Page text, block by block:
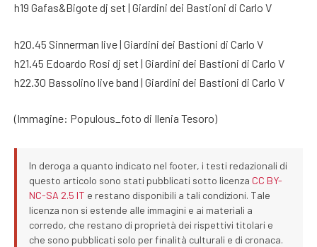
h19 Gafas&Bigote dj set | Giardini dei Bastioni di Carlo V
h20.45 Sinnerman live | Giardini dei Bastioni di Carlo V
h21.45 Edoardo Rosi dj set | Giardini dei Bastioni di Carlo V
h22.30 Bassolino live band | Giardini dei Bastioni di Carlo V
(Immagine: Populous_foto di Ilenia Tesoro)
In deroga a quanto indicato nel footer, i testi redazionali di
questo articolo sono stati pubblicati sotto licenza CC BY-
NC-SA 2.5 IT e restano disponibili a tali condizioni. Tale
licenza non si estende alle immagini e ai materiali a
corredo, che restano di proprietà dei rispettivi titolari e
che sono pubblicati solo per finalità culturali e di cronaca.